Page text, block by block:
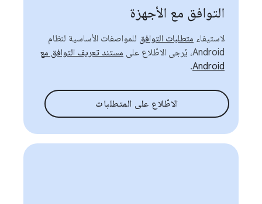
التوافق مع الأجهزة
لاستيفاء متطلبات التوافق للمواصفات الأساسية لنظام
Android، يُرجى الاطّلاع على
مستند تعريف التوافق مع
Android
.
الاطّلاع على المتطلبات